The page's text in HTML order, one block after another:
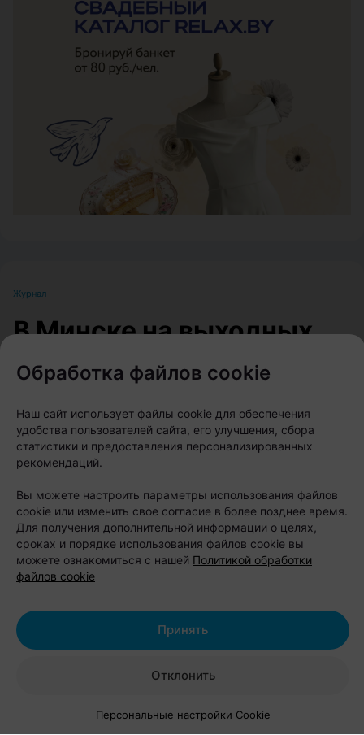
Журнал
В Минске на выходных
пройдет большой
фестиваль для
любителей животных
Автор:relax.by, 07.08.2026
8 и 9 августа на берегу Цнянского водохранилища,
в парке Lakeside Park («Северный берег»),
состоится Pets Fest — крупный фестиваль,
посвященный владельцам собак, кошек и других
свободный.
Обработка файлов cookie
Наш сайт использует файлы cookie для обеспечения
удобства пользователей сайта, его улучшения, сбора
статистики и предоставления персонализированных
рекомендаций.
Вы можете настроить параметры использования файлов
cookie или изменить свое согласие в более позднее время.
Для получения дополнительной информации о целях,
сроках и порядке использования файлов cookie вы
можете ознакомиться с нашей Политикой обработки
файлов cookie
Отклонить
Принять
Персональные настройки Cookie